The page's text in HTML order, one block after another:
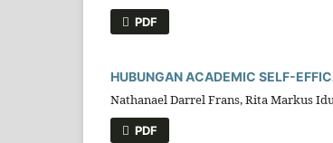
PDF
HUBUNGAN ACADEMIC SELF-
Nathanael Darrel Frans, Rita Markus
PDF